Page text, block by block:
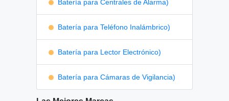
Batería para Centrales de Alarma)
Batería para Teléfono Inalámbrico)
Batería para Lector Electrónico)
Batería para Cámaras de Vigilancia)